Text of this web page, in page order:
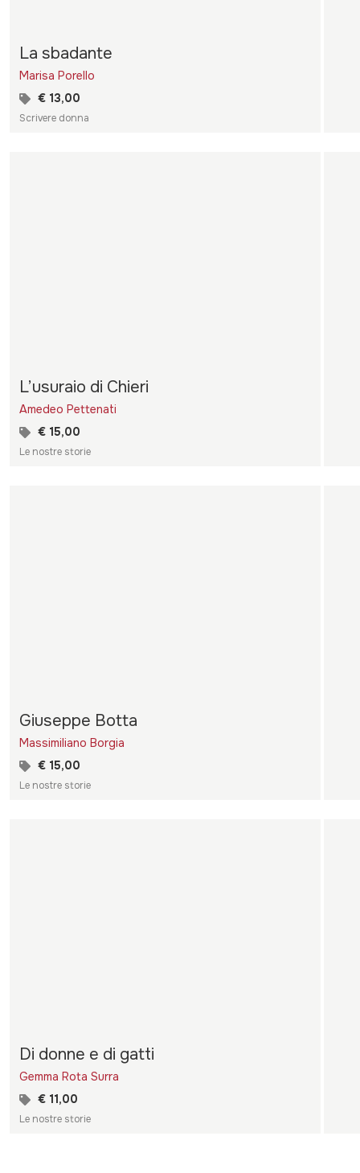
La sbadante
Marisa Porello
€ 13,00
Scrivere donna
L’usuraio di Chieri
Amedeo Pettenati
€ 15,00
Le nostre storie
Giuseppe Botta
Massimiliano Borgia
€ 15,00
Le nostre storie
Di donne e di gatti
Gemma Rota Surra
€ 11,00
Le nostre storie